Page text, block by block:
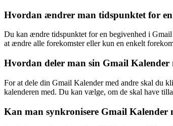
Hvordan ændrer man tidspunktet for
Du kan ændre tidspunktet for en begivenhed i
at ændre alle forekomster eller kun en enkelt
Hvordan deler man sin Gmail Kalender
For at dele din Gmail Kalender med andre skal du
kalenderen med. Du kan vælge, om de skal have
Kan man synkronisere Gmail Kalender